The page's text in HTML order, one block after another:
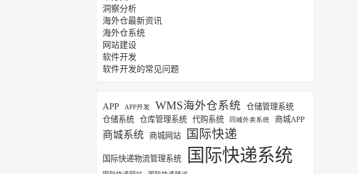
洞察分析
海外仓最新资讯
海外仓系统
网站建设
软件开发
软件开发的常见问题
APP APP开发 WMS海外仓系统
仓储管理系统
仓储系统 仓库管理系统 代购系统 同城外卖系统 商城APP
商城系统 商城网站 国际快递
国际快递物流管理系统 国际快递系统